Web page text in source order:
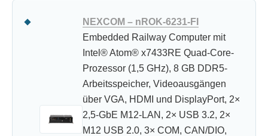
NEXCOM – nROK-6231-FI
Embedded Railway Computer mit
Intel® Atom® x7433RE Quad-Core-
Prozessor (1,5 GHz), 8 GB DDR5-
Arbeitsspeicher, Videoausgängen
über VGA, HDMI und DisplayPort, 2×
2,5-GbE M12-LAN, 2× USB 3.2, 2×
M12 USB 2.0, 3× COM, CAN/DIO,